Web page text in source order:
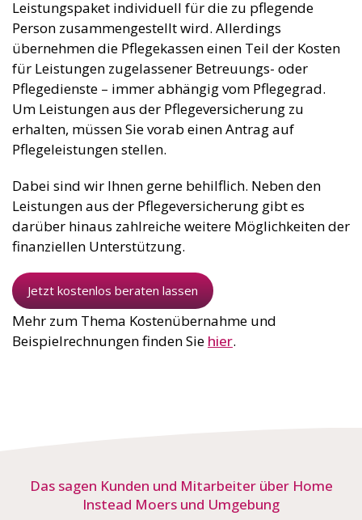
Leistungspaket individuell für die zu pflegende
Person zusammengestellt wird. Allerdings
übernehmen die Pflegekassen einen Teil der Kosten
für Leistungen zugelassener Betreuungs- oder
Pflegedienste – immer abhängig vom Pflegegrad.
Um Leistungen aus der Pflegeversicherung zu
erhalten, müssen Sie vorab einen Antrag auf
Pflegeleistungen stellen.
Dabei sind wir Ihnen gerne behilflich. Neben den
Leistungen aus der Pflegeversicherung gibt es
darüber hinaus zahlreiche weitere Möglichkeiten der
finanziellen Unterstützung.
Jetzt kostenlos beraten lassen
Mehr zum Thema Kostenübernahme und
Beispielrechnungen finden Sie hier.
Das sagen Kunden und Mitarbeiter über Home
Instead Moers und Umgebung